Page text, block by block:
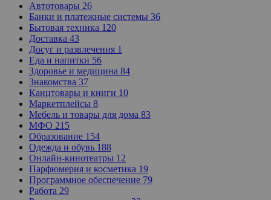
Автотовары 26
Банки и платежные системы 36
Бытовая техника 120
Доставка 43
Досуг и развлечения 1
Еда и напитки 56
Здоровье и медицина 84
Знакомства 37
Канцтовары и книги 10
Маркетплейсы 8
Мебель и товары для дома 83
МФО 215
Образование 154
Одежда и обувь 188
Онлайн-кинотеатры 12
Парфюмерия и косметика 19
Программное обеспечение 79
Работа 29